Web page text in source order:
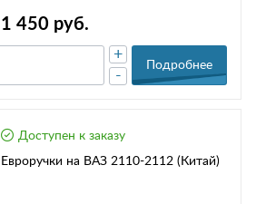
1 450 руб.
-
+
Подробнее
Доступен к заказу
Евроручки на ВАЗ 2110-2112 (Китай)